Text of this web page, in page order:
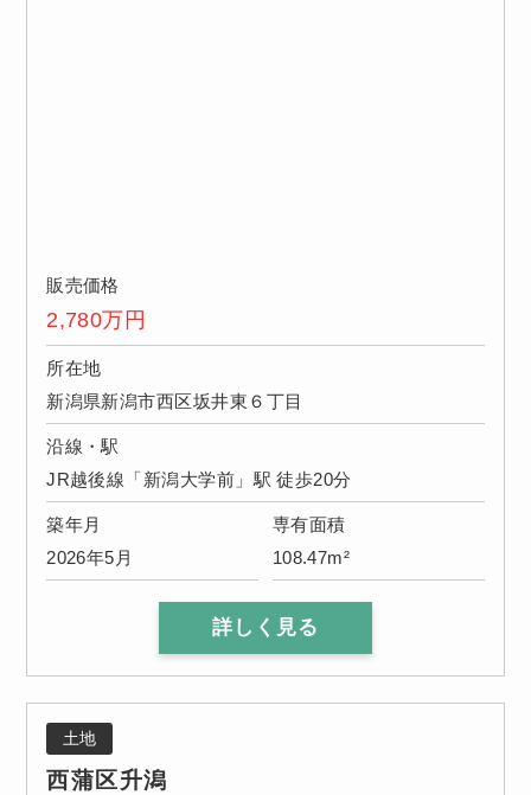
販売価格
2,780万円
所在地
新潟県新潟市西区坂井東６丁目
沿線・駅
JR越後線「新潟大学前」駅 徒歩20分
築年月
2026年5月
専有面積
108.47m²
詳しく見る
土地
西蒲区升潟